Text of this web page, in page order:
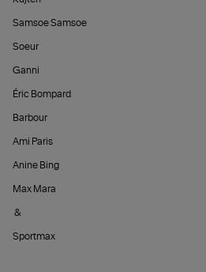
Samsoe Samsoe
Soeur
Ganni
Éric Bompard
Barbour
Ami Paris
Anine Bing
Max Mara
&
Sportmax